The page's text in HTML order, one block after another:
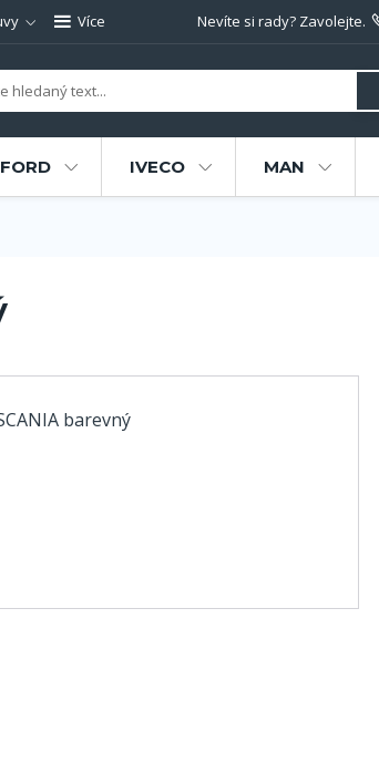
Více Nevíte si rady? Zavolejte.
FORD IVECO MAN